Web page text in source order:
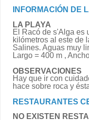
INFORMACIÓN DE
LA PLAYA
El Racó de s'Alga es
kilómetros al este de
Salines. Aguas muy
Largo = 400 m ,
OBSERVACIONES
Hay que ir con
hace sobre roca y
RESTAURANTES
NO EXISTEN